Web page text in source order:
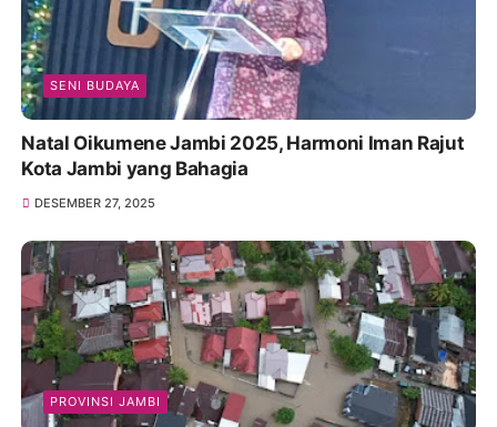
SENI BUDAYA
Natal Oikumene Jambi 2025, Harmoni Iman Rajut
Kota Jambi yang Bahagia
DESEMBER 27, 2025
PROVINSI JAMBI